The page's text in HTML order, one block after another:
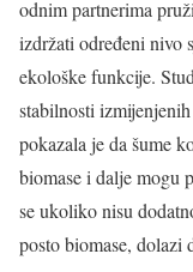
odnim partnerima
izdržati određeni nivo
ekološke funkcije.
stabilnosti
pokazala je da šume
biomase i dalje mogu
se ukoliko nisu
posto biomase, dolazi